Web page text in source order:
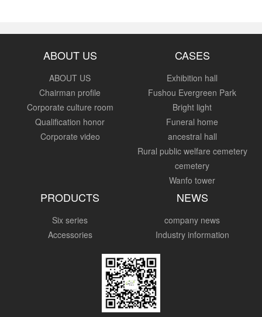
ABOUT US
ABOUT US
Chairman profile
Corporate culture room
Qualification honor
Corporate video
CASES
Exhibition hall
Fushou Evergreen Park
Bright light
Funeral home
ancestral hall
Rural public welfare cemetery
cemetery
Wanfo tower
PRODUCTS
Six series
Accessories
NEWS
company news
Industry information